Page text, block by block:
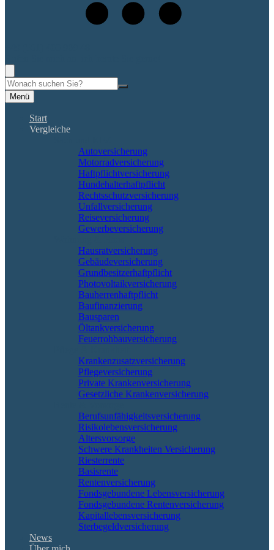
Suche
Menü
Start
Vergleiche
Autoversicherung
Motorradversicherung
Haftpflichtversicherung
Hundehalterhaftpflicht
Rechtsschutzversicherung
Unfallversicherung
Reiseversicherung
Gewerbeversicherung
Hausratversicherung
Gebäudeversicherung
Grundbesitzerhaftpflicht
Photovoltaikversicherung
Bauherrenhaftpflicht
Baufinanzierung
Bausparen
Öltankversicherung
Feuerrohbauversicherung
Krankenzusatzversicherung
Pflegeversicherung
Private Krankenversicherung
Gesetzliche Krankenversicherung
Berufs­unfähigkeitsversicherung
Risikolebensversicherung
Altersvorsorge
Schwere Krankheiten Versicherung
Riesterrente
Basisrente
Rentenversicherung
Fondsgebundene Lebensversicherung
Fondsgebundene Rentenversicherung
Kapitallebensversicherung
Sterbegeldversicherung
News